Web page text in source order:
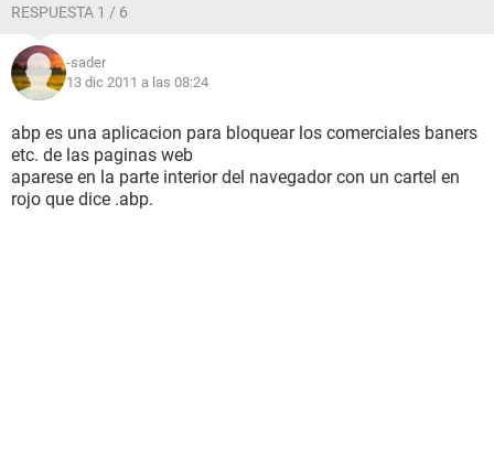
RESPUESTA 1 / 6
-sader
13 dic 2011 a las 08:24
abp es una aplicacion para bloquear los comerciales baners
etc. de las paginas web
aparese en la parte interior del navegador con un cartel en
rojo que dice .abp.